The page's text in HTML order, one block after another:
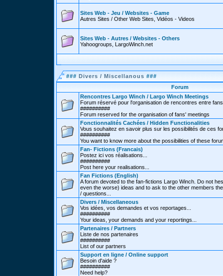
Sites Web - Jeu / Websites - Game
Autres Sites / Other Web Sites, Vidéos - Videos
Sites Web - Autres / Websites - Others
Yahoogroups, LargoWinch.net
### Divers / Miscellanous ###
Forum
Rencontres Largo Winch / Largo Winch Meetings
Forum réservé pour l'organisation de rencontres entre fans
##########
Forum reserved for the organisation of fans' meetings
Fonctionnalités Cachées / Hidden Functionalities
Vous souhaitez en savoir plus sur les possibilités de ces
##########
You want to know more about the possibilities of these
Fan- Fictions (Francais)
Postez ici vos réalisations...
##########
Post here your realisations...
Fan Fictions (English)
A forum devoted to the fan-fictions Largo Winch. Do not
even the worse) ideas and to ask to the other members
/ questions...
Divers / Miscellaneous
Vos idées, vos demandes et vos reportages...
##########
Your ideas, your demands and your reportings...
Partenaires / Partners
Liste de nos partenaires
##########
List of our partners
Support en ligne / Online support
Besoin d'aide ?
##########
Need help?